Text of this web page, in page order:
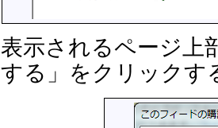
表示されるページ上
する」をクリックす